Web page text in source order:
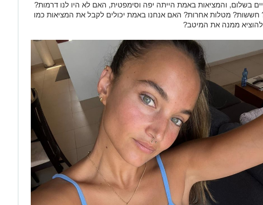
בשלום, והמציאות באמת הייתה יפה וסימפטית, האם לא היו לנו דרמות?
חששות? מטלות אחרות? האם אנחנו באמת יכולים לקבל את המציאות כמו
ממנה את המיטב?